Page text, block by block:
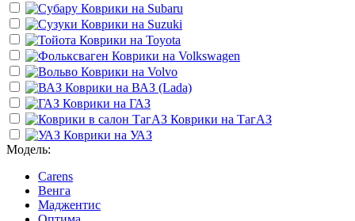
Коврики на Subaru
Коврики на Suzuki
Коврики на Toyota
Коврики на Volkswagen
Коврики на Volvo
Коврики на ВАЗ (Lada)
Коврики на ГАЗ
Коврики на ТагАЗ
Коврики на УАЗ
Модель:
Carens
Венга
Маджентис